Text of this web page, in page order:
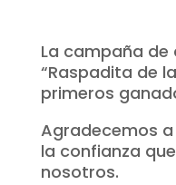
La campaña
“Raspadita de
primeros
Agradecemos
la confianza
nosotros.